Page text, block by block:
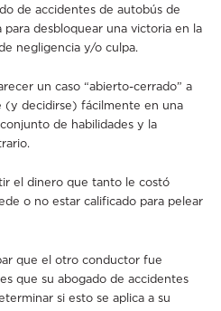
de accidentes de autobús de
para desbloquear una victoria en la
negligencia y/o culpa.
un caso “abierto-cerrado” a
(y decidirse) fácilmente en una
de habilidades y la
el dinero que tanto le costó
o no estar calificado para pelear
que el otro conductor fue
que su abogado de accidentes
si esto se aplica a su